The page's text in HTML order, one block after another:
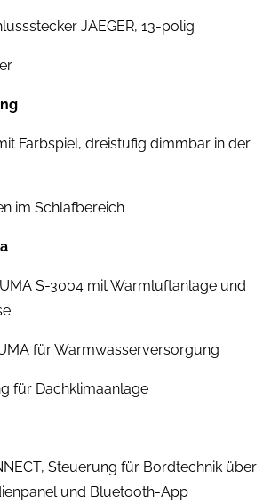
JAEGER, 13-polig
Farbspiel, dreistufig dimmbar in der
im Schlafbereich
S-3004 mit Warmluftanlage und
für Warmwasserversorgung
für Dachklimaanlage
Steuerung für Bordtechnik über
und Bluetooth-App